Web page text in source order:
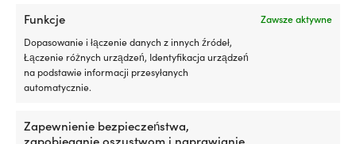
Funkcje
Zawsze aktywne
Dopasowanie i łączenie danych z innych źródeł,
Łączenie różnych urządzeń, Identyfikacja urządzeń
na podstawie informacji przesyłanych
automatycznie.
Zapewnienie bezpieczeństwa,
zapobieganie oszustwom i naprawianie
zabrudzenia
komorze
silnika
zęzie.